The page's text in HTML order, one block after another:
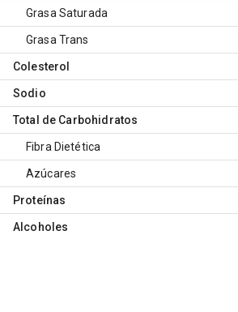
Grasa Saturada
Grasa Trans
Colesterol
Sodio
Total de Carbohidratos
Fibra Dietética
Azúcares
Proteínas
Alcoholes